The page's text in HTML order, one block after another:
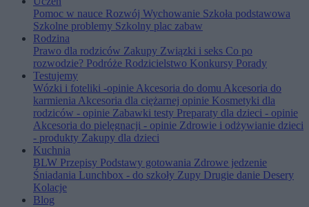
Pomoc w nauce Rozwój Wychowanie Szkoła podstawowa
Szkolne problemy Szkolny plac zabaw
Rodzina
Prawo dla rodziców Zakupy Związki i seks Co po
rozwodzie? Podróże Rodzicielstwo Konkursy Porady
Testujemy
Wózki i foteliki -opinieAkcesoria do domu Akcesoria do
karmieniaAkcesoria dla ciężarnej opinie Kosmetyki dla
rodziców - opinie Zabawki testy Preparaty dla dzieci - opinie
Akcesoria do pielęgnacji - opinie Zdrowie i odżywianie dzieci
- produkty Zakupy dla dzieci
Kuchnia
BLW Przepisy Podstawy gotowania Zdrowe jedzenie
Śniadania Lunchbox - do szkoły Zupy Drugie danie Desery
Kolacje
Blog